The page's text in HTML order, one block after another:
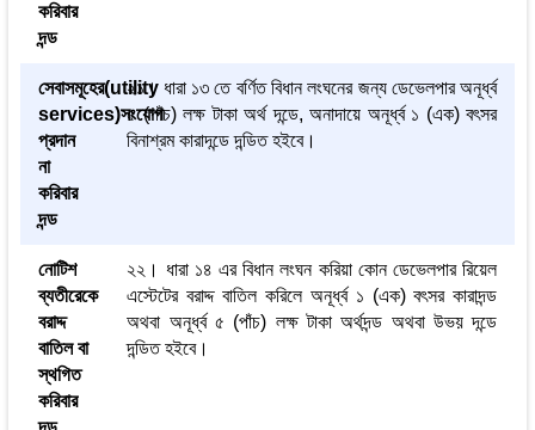
করিবার
দন্ড
সেবাসমূহের(utility
services)সংযোগ
প্রদান
না
করিবার
দন্ড
২১। ধারা ১৩ তে বর্ণিত বিধান লংঘনের জন্য ডেভেলপার অনূর্ধ্ব
৫ (পাঁচ) লক্ষ টাকা অর্থ দন্ডে, অনাদায়ে অনূর্ধ্ব ১ (এক) বৎসর
বিনাশ্রম কারাদন্ডে দন্ডিত হইবে।
নোটিশ
ব্যতীরেকে
বরাদ্দ
বাতিল বা
স্থগিত
করিবার
২২। ধারা ১৪ এর বিধান লংঘন করিয়া কোন ডেভেলপার রিয়েল
এস্টেটের বরাদ্দ বাতিল করিলে অনূর্ধ্ব ১ (এক) বৎসর কারাদন্ড
অথবা অনূর্ধ্ব ৫ (পাঁচ) লক্ষ টাকা অর্থদন্ড অথবা উভয় দন্ডে
দন্ডিত হইবে।